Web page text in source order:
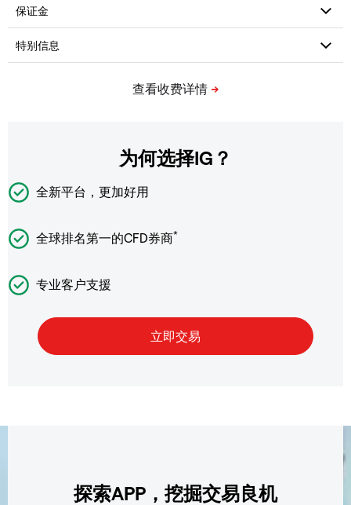
为何选择IG？
全新平台，更加好用
全球排名第一的CFD券商*
专业客户支援
探索APP，挖掘交易良机